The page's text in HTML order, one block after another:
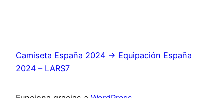
Camiseta España 2024 → Equipación España
2024 – LARS7